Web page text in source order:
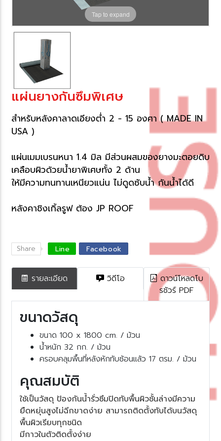
Tap to expand
ผ่นยางกันซึมพิเศษ​
สำหรับหลังคาลาดเอียงต่ำ 2 - 15 องศา ( MADE IN
USA )
ผ่นเมมเบรนหนา 1.4 มิล มีส่วนผสมของยางมะตอยดิบ
เคลือบผิวด้วยน้ำยาพิเศษทั้ง 2 ด้าน
ห้มีความทนทานเหนียวแน่น ไม่ดูดซับน้ำ กันน้ำได้ดี
หลังคาชิงเกิ้ลรูฟ ต้อง JP ROOF
Share Line Facebook
รายละเอียด วิดีโอ
ดาวน์โหลดโบ
รชัวร์ PDF
ขนาดวัสดุ
ขนาด 100 x 1800 cm. / ม้วน
น้ำหนัก 32 กก. / ม้วน
ครอบคลุมพื้นที่หลังหักทับซ้อนแล้ว 17 ตรม. / ม้วน
คุณสมบัติ
ช้เป็นวัสดุ ป้องกันน้ำรั่วซึมปิดทับพื้นผิวชั้นล่างมีความ
ืดหยุ่นสูงไม่ฉีกขาดง่าย สามารถติดตั้งทับได้บนวัสดุ
พื้นผิวเรียบทุกชนิด
มีกาวในตัวติดตั้งง่า